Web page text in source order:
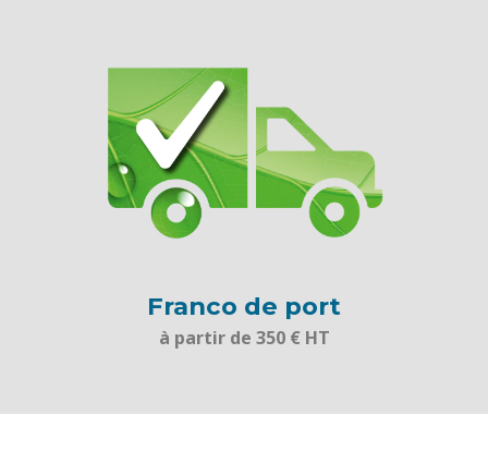
Franco de port
à partir de 350 € HT